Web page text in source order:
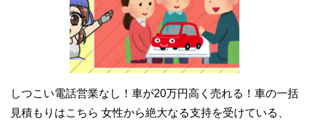
しつこい電話営業なし！車が20万円高く売れる！車の一括
見積もりはこちら 女性から絶大なる支持を受けている、